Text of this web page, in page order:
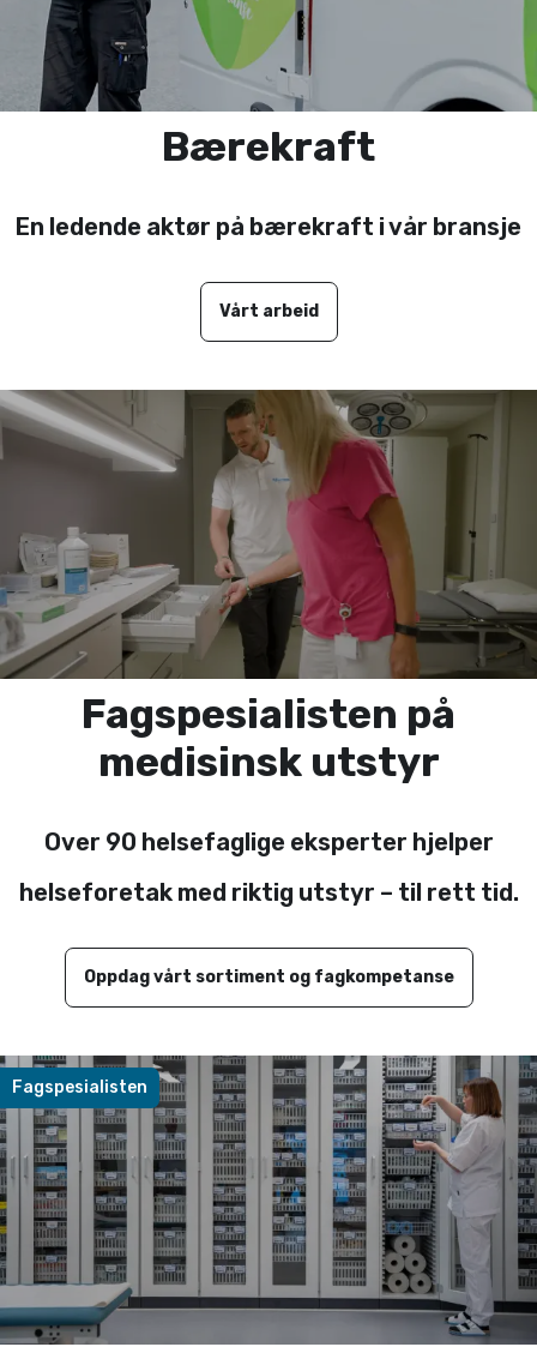
Bærekraft
En ledende aktør på bærekraft i vår bransje
Vårt arbeid
Fagspesialisten på
medisinsk utstyr
Over 90 helsefaglige eksperter hjelper
helseforetak med riktig utstyr – til rett tid.
Oppdag vårt sortiment og fagkompetanse
Fagspesialisten